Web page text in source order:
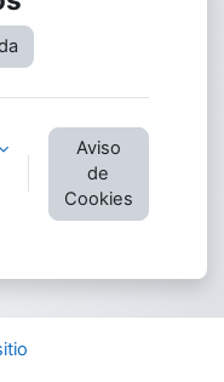
Aviso
de
Cookies